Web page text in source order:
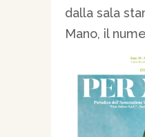
dalla sala
Mano, il